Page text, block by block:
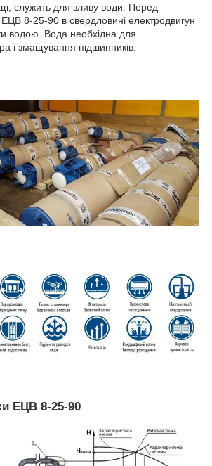
служить для зливу води. Перед
8-25-90 в свердловині електродвигун
водою. Вода необхідна для
і змащування підшипників.
ЕЦВ 8-25-90